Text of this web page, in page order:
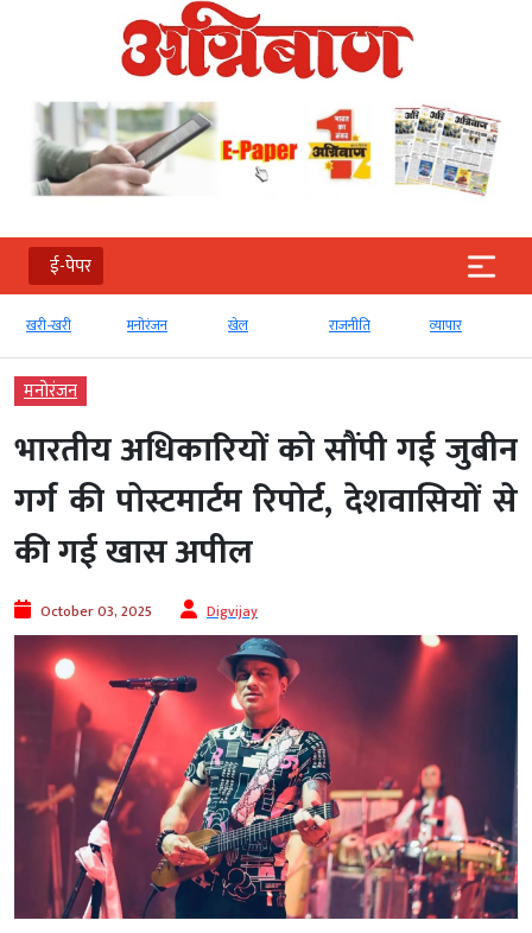
ई-पेपर
खरी-खरी मनोरंजन खेल राजनीति व्‍यापार
मनोरंजन
भारतीय अधिकारियों को सौंपी गई जुबीन
गर्ग की पोस्टमार्टम रिपोर्ट, देशवासियों से
की गई खास अपील
October 03, 2025 Digvijay